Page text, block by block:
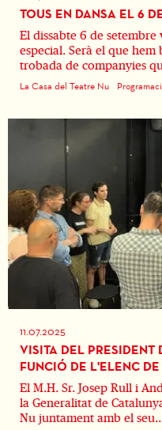
TOUS EN DANSA EL 6
El dissabte 6 de
especial. Serà el que
trobada de companyies
La Casa del Teatre Nu
11.07.2025
VISITA DEL
FUNCIÓ DE L'ELENC
El M.H. Sr. Josep Rull i
la Generalitat de
Nu juntament amb el